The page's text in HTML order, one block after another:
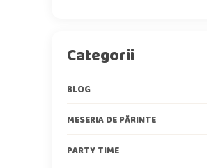
Categorii
BLOG
MESERIA DE PĂRINTE
PARTY TIME